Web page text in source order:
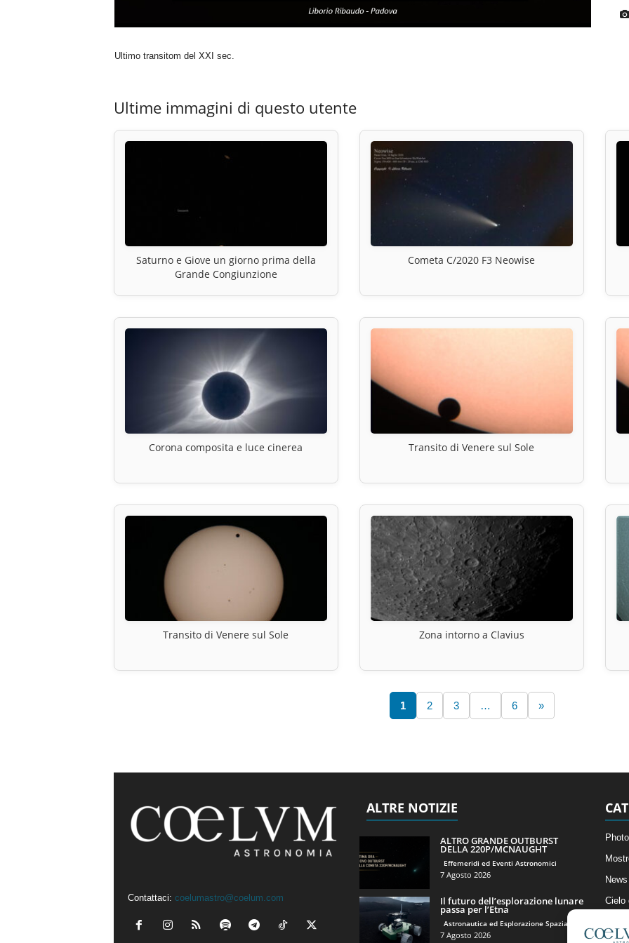
Ultimo transitom del XXI sec.
Ultime immagini di questo utente
Saturno e Giove un giorno prima della
Grande Congiunzione
Cometa C/2020 F3 Neowise
Corona composita e luce cinerea Transito di Venere sul Sole
Transito di Venere sul Sole Zona intorno a Clavius
1 2 3 … 6 »
Contattaci: coelumastro@coelum.com
ALTRE NOTIZIE
ALTRO GRANDE OUTBURST
DELLA 220P/MCNAUGHT
Effemeridi ed Eventi Astronomici
7 Agosto 2026
Il futuro dell’esplorazione lunare
passa per l’Etna
Astronautica ed Esplorazione Spaziale
7 Agosto 2026
Cielo